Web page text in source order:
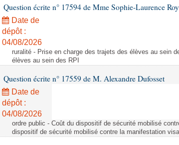
Question écrite n° 17594 de Mme Sophie-Laurence Roy
Date de
dépôt :
04/08/2026
ruralité - Prise en charge des trajets des élèves au sein
élèves au sein des RPI
Question écrite n° 17559 de M. Alexandre Dufosset
Date de
dépôt :
04/08/2026
ordre public - Coût du dispositif de sécurité mobilisé
dispositif de sécurité mobilisé contre la manifestation